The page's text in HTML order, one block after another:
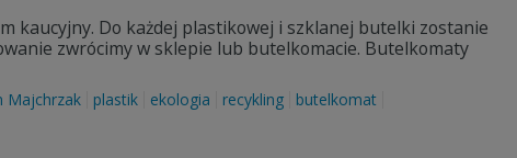
kaucyjny. Do każdej plastikowej i szklanej butelki zostanie
zwrócimy w sklepie lub butelkomacie. Butelkomaty
Majchrzak plastik ekologia recykling butelkomat